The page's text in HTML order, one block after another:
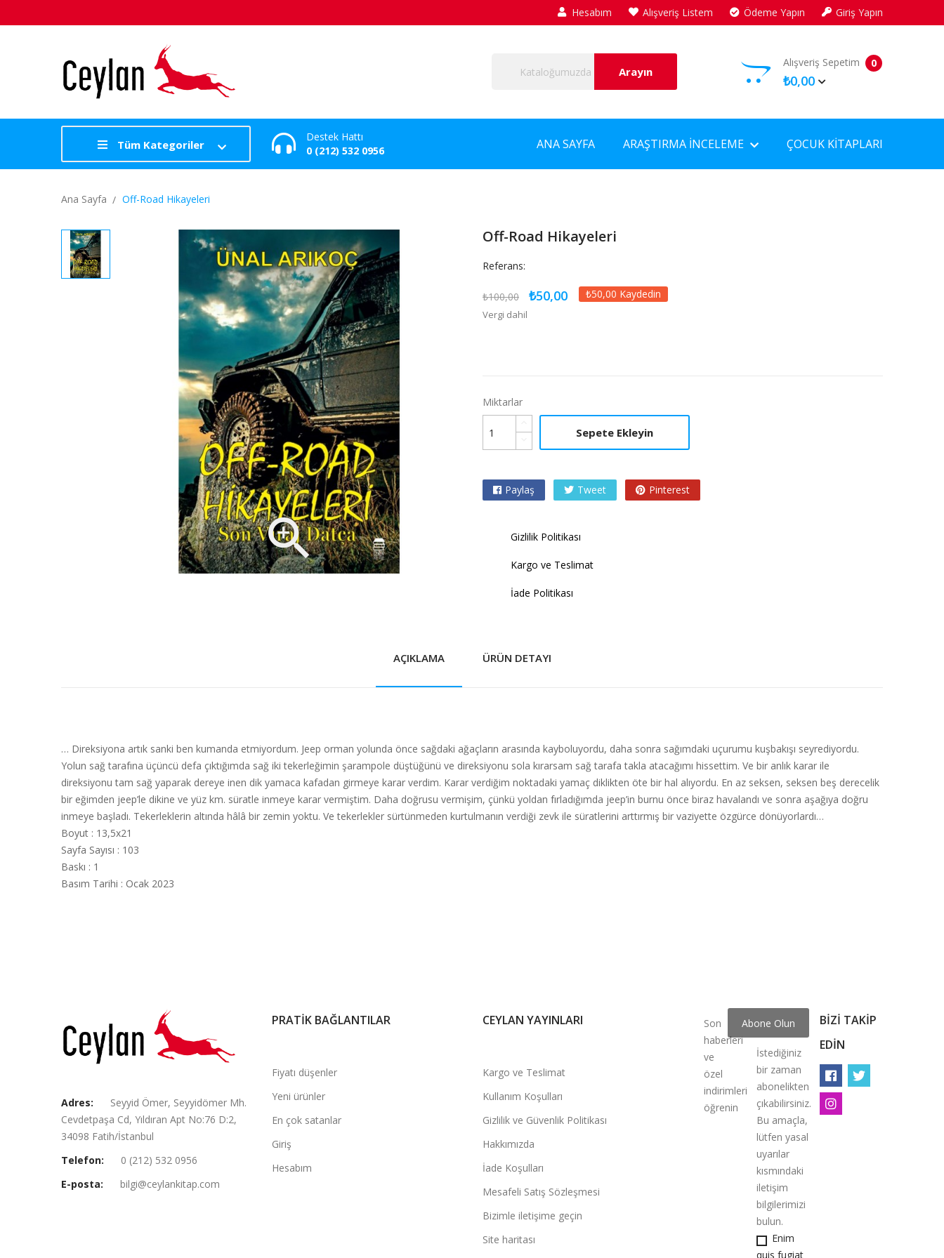
Hesabım Alışveriş Listem Ödeme Yapın Giriş Yapın
Alışveriş Sepetim 0
₺0,00
Arayın
Tüm Kategoriler
Destek Hattı
0 (212) 532 0956
ANA SAYFA ARAŞTIRMA İNCELEME ÇOCUK KITAPLARI
Ana Sayfa Off-Road Hikayeleri

Off-Road Hikayeleri
Referans:
₺100,00 ₺50,00 ₺50,00 Kaydedin
Vergi dahil
Miktarlar
Sepete Ekleyin
Paylaş Tweet Pinterest
Gizlilik Politikası
Kargo ve Teslimat
İade Politikası
AÇIKLAMA ÜRÜN DETAYI
… Direksiyona artık sanki ben kumanda etmiyordum. Jeep orman yolunda önce sağdaki ağaçların arasında kayboluyordu, daha sonra sağımdaki uçurumu kuşbakışı seyrediyordu.
Yolun sağ tarafına üçüncü defa çıktığımda sağ iki tekerleğimin şarampole düştüğünü ve direksiyonu sola kırarsam sağ tarafa takla atacağımı hissettim. Ve bir anlık karar ile
direksiyonu tam sağ yaparak dereye inen dik yamaca kafadan girmeye karar verdim. Karar verdiğim noktadaki yamaç diklikten öte bir hal alıyordu. En az seksen, seksen beş derecelik
bir eğimden jeep’le dikine ve yüz km. süratle inmeye karar vermiştim. Daha doğrusu vermişim, çünkü yoldan fırladığımda jeep’in burnu önce biraz havalandı ve sonra aşağıya doğru
inmeye başladı. Tekerleklerin altında hâlâ bir zemin yoktu. Ve tekerlekler sürtünmeden kurtulmanın verdiği zevk ile süratlerini arttırmış bir vaziyette özgürce dönüyorlardı…
Boyut : 13,5x21
Sayfa Sayısı : 103
Baskı : 1
Basım Tarihi : Ocak 2023
Adres:
Seyyid Ömer, Seyyidömer Mh.
Cevdetpaşa Cd, Yıldıran Apt No:76 D:2,
34098 Fatih/İstanbul
Telefon:
0 (212) 532 0956
E-posta:
bilgi@ceylankitap.com
PRATİK BAĞLANTILAR
Fiyatı düşenler
Yeni ürünler
En çok satanlar
Giriş
Hesabım
CEYLAN YAYINLARI
Kargo ve Teslimat
Kullanım Koşulları
Gizlilik ve Güvenlik Politikası
Hakkımızda
İade Koşulları
Mesafeli Satış Sözleşmesi
Bizimle iletişime geçin
Site haritası
Son
haberleri
ve
özel
indirimleri
öğrenin
İstediğiniz
bir zaman
abonelikten
çıkabilirsiniz.
Bu amaçla,
lütfen yasal
uyarılar
kısmındaki
iletişim
bilgilerimizi
bulun.
Enim
quis fugiat
BIZI TAKIP
EDIN